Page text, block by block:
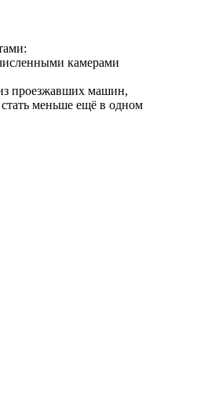
камерами
проезжавших машин,
меньше ещё в одном